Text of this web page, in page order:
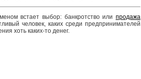
встает выбор: банкротство или продажа
человек, каких среди предпринимателей
хоть каких-то денег.